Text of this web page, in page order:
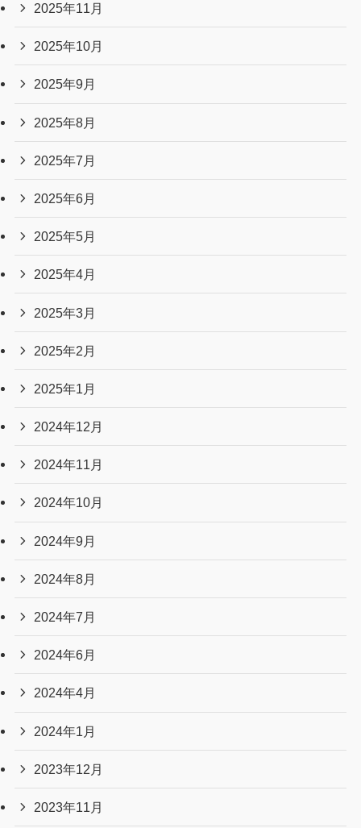
2025年11月
2025年10月
2025年9月
2025年8月
2025年7月
2025年6月
2025年5月
2025年4月
2025年3月
2025年2月
2025年1月
2024年12月
2024年11月
2024年10月
2024年9月
2024年8月
2024年7月
2024年6月
2024年4月
2024年1月
2023年12月
2023年11月